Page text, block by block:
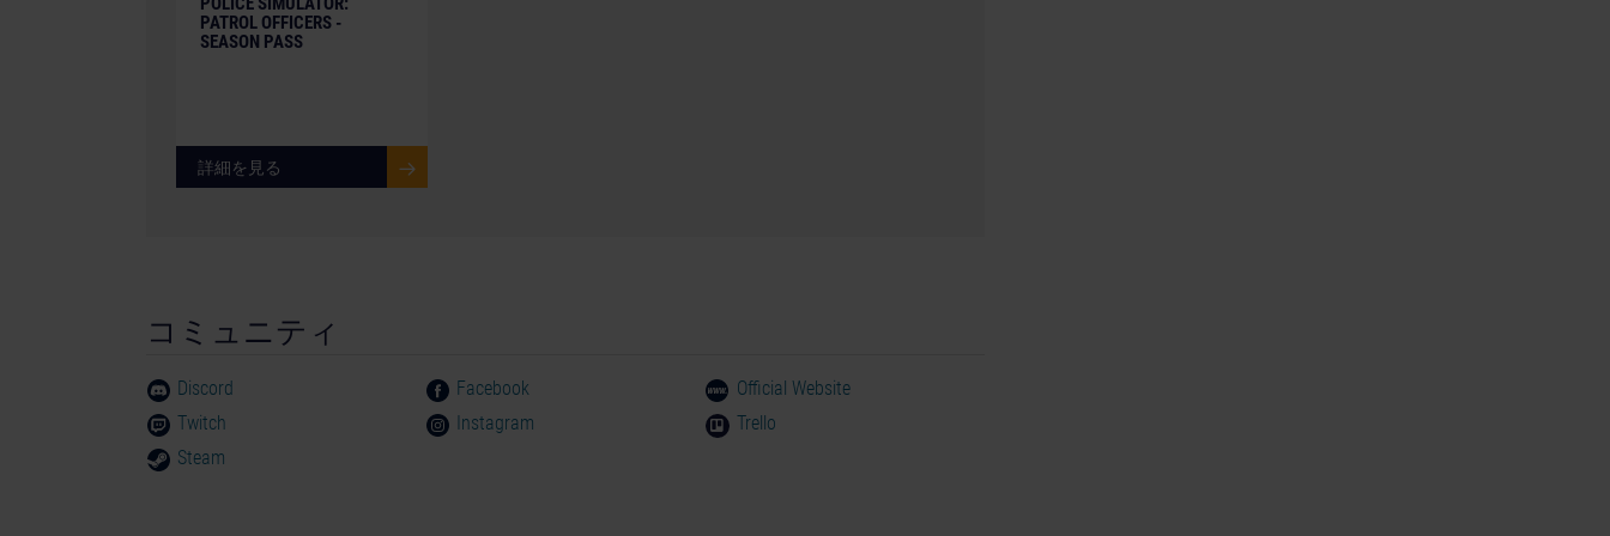
PATROL OFFICERS -
SEASON PASS
詳細を見る
コミュニティ
Discord Facebook
Official Website
Twitch
Instagram
Trello
Steam